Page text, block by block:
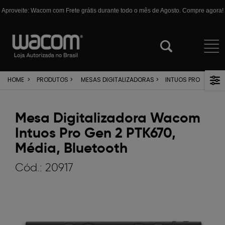
Aproveite: Wacom com Frete grátis durante todo o mês de Agosto. Compre agora!
HOME > PRODUTOS > MESAS DIGITALIZADORAS > INTUOS PRO
Mesa Digitalizadora Wacom
Intuos Pro Gen 2 PTK670,
Média, Bluetooth
Cód.: 20917